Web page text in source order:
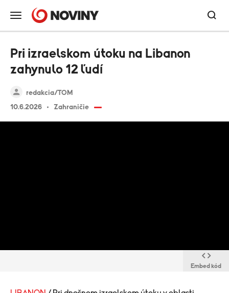
redakcia/TOM
10.6.2026
Zahraničie
Pri izraelskom útoku na Libanon
zahynulo 12 ľudí
Embed kód